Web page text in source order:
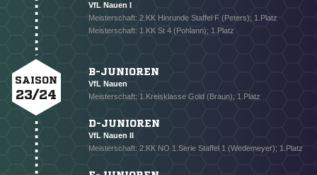
NACHRICHT SENDEN
* Pflichtfelder
VfL Nauen I
Meisterschaft: 2.KK Hinrunde Staffel F (Peters); 1.Platz
Meisterschaft: 1.KK St 4 (Pohlann); 1.Platz
SAISON
23/24
B-JUNIOREN
VfL Nauen
Meisterschaft: 1.Kreisklasse Gold (Braun); 1.Platz
D-JUNIOREN
VfL Nauen II
Meisterschaft: 2.KK NO 1.Serie Staffel 1 (Wedemeyer); 1.Platz